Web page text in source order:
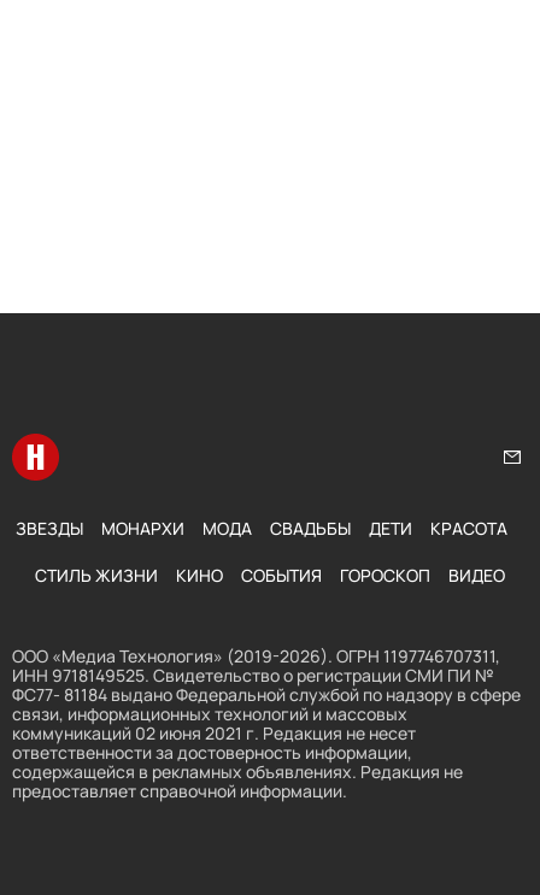
Перейти на главную
ЗВЕЗДЫ МОНАРХИ МОДА СВАДЬБЫ ДЕТИ КРАСОТА
СТИЛЬ ЖИЗНИ КИНО СОБЫТИЯ ГОРОСКОП ВИДЕО
ООО «Медиа Технология» (2019-2026). ОГРН 1197746707311,
ИНН 9718149525. Свидетельство о регистрации СМИ ПИ №
ФС77- 81184 выдано Федеральной службой по надзору в сфере
связи, информационных технологий и массовых
коммуникаций 02 июня 2021 г. Редакция не несет
ответственности за достоверность информации,
содержащейся в рекламных объявлениях. Редакция не
предоставляет справочной информации.